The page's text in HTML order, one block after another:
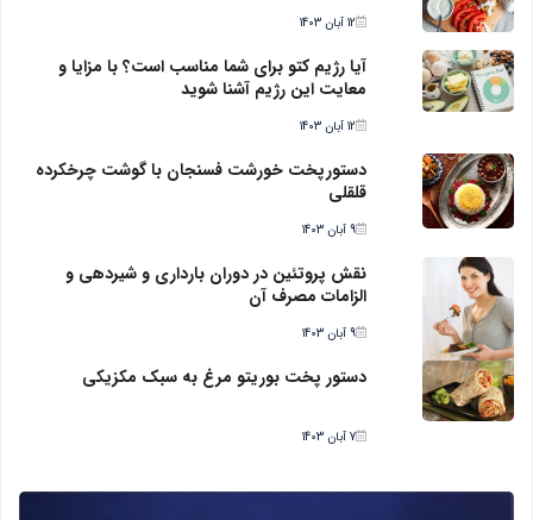
12 آبان 1403
آیا رژیم کتو برای شما مناسب است؟ با مزایا و
معایت این رژیم آشنا شوید
12 آبان 1403
دستورپخت خورشت فسنجان با گوشت چرخکرده
قلقلی
9 آبان 1403
نقش پروتئین در دوران بارداری و شیردهی و
الزامات مصرف آن
9 آبان 1403
دستور پخت بوریتو مرغ به سبک مکزیکی
7 آبان 1403